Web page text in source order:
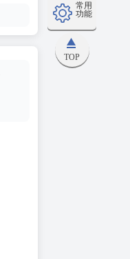
常用
功能
TOP